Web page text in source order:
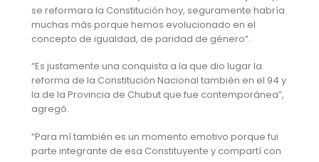
se reformara la Constitución hoy, seguramente habría
muchas más porque hemos evolucionado en el
concepto de igualdad, de paridad de género”.
“Es justamente una conquista a la que dio lugar la
reforma de la Constitución Nacional también en el 94 y
la de la Provincia de Chubut que fue contemporánea”,
agregó.
“Para mí también es un momento emotivo porque fui
parte integrante de esa Constituyente y compartí con